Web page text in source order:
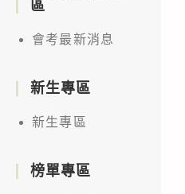
區
會考最新消息
新生專區
新生專區
榜單專區